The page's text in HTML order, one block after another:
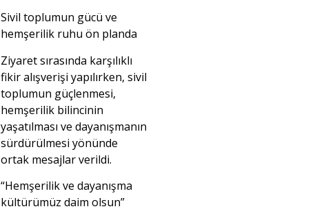
Sivil toplumun gücü ve
hemşerilik ruhu ön planda
Ziyaret sırasında karşılıklı
fikir alışverişi yapılırken, sivil
toplumun güçlenmesi,
hemşerilik bilincinin
yaşatılması ve dayanışmanın
sürdürülmesi yönünde
ortak mesajlar verildi.
“Hemşerilik ve dayanışma
kültürümüz daim olsun”